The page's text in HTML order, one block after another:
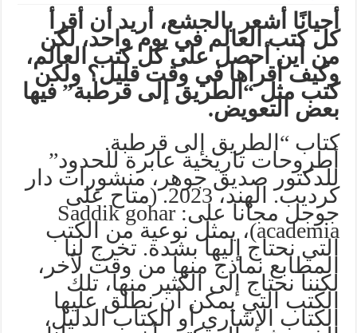
أحيانًا أشعر بالجشع، أريد أن أقرأ
كل كتب العالم في يوم واحد، لكن
من أين أحصل على كل كتب العالم،
وكيف أقرأها في وقت قليل؟ ولكن
كتب مثل “الطريق إلى قرطبة” فيها
بعض التعويض.
كتاب “الطريق إلى قرطبة.
أطروحات تاريخية عابرة للحدود”
للدكتور صديق جوهر، منشورات دار
كرديب. الهند، 2023. (متاح على
جوجل مجانا على: Saddik gohar
academia)، يمثل نوعية من الكتب
التي نحتاج إليها بشدة. تخرج لنا
المطابع نماذج منها من وقت لآخر،
لكننا نحتاج إلى الكثير منها، تلك
الكتب التي يمكن أن نطلق عليها
الكتاب الإشاري أو الكتاب الدليل،